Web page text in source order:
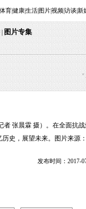
体育|健康|生活| 图片|视频|访谈 新
|图片专集
张晨霖 摄）。在全面抗
史，展望未来。图片来源
发布时间：2017-